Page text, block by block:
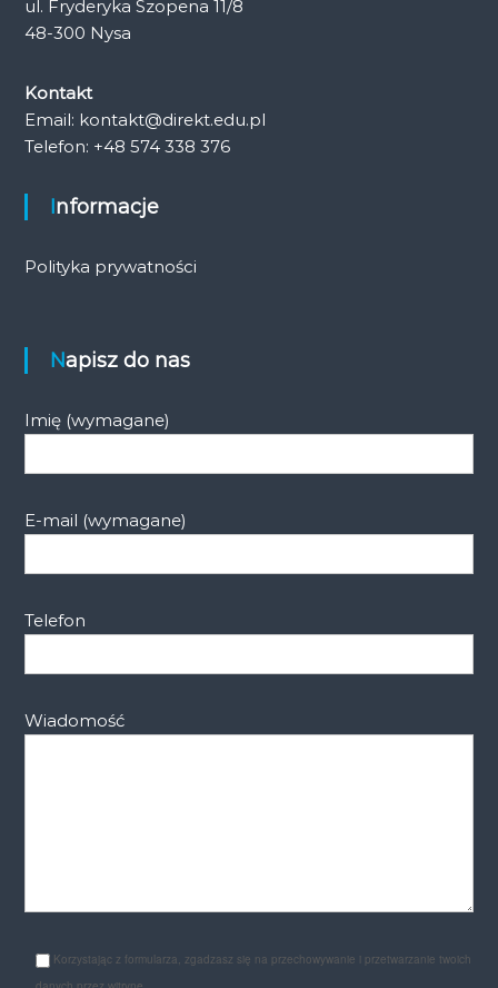
ul. Fryderyka Szopena 11/8
48-300 Nysa
Kontakt
Email: kontakt@direkt.edu.pl
Telefon: +48 574 338 376
Informacje
Polityka prywatności
Napisz do nas
Imię (wymagane)
E-mail (wymagane)
Telefon
Wiadomość
Korzystając z formularza, zgadzasz się na przechowywanie i przetwarzanie twoich